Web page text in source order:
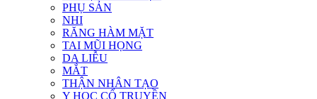
PHỤ SẢN
NHI
RĂNG HÀM MẶT
TAI MŨI HỌNG
DA LIỄU
MẮT
THẬN NHÂN TẠO
Y HỌC CỔ TRUYỀN